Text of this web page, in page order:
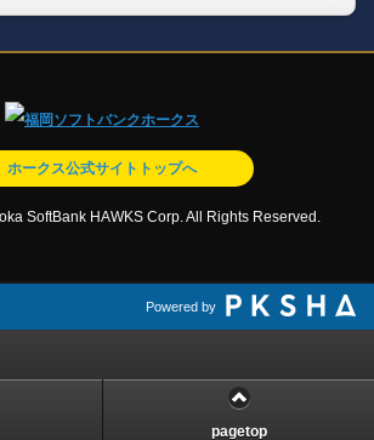
ホークス公式サイトトップへ
SoftBank HAWKS Corp. All Rights Reserved.
Powered by
pagetop